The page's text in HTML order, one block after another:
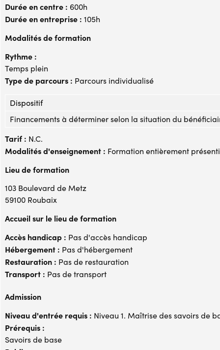
Durée en centre : 600h
Durée en entreprise : 105h
Modalités de formation
Rythme :
Temps plein
Type de parcours : Parcours individualisé
Dispositif
Financements à déterminer selon la situation du
Tarif : N.C.
Modalités d'enseignement : Formation entièrement
Lieu de formation
103 Boulevard de Metz
59100 Roubaix
Accueil sur le lieu de formation
Accès handicap : Pas d'accès handicap
Hébergement : Pas d'hébergement
Restauration : Pas de restauration
Transport : Pas de transport
Admission
Niveau d'entrée requis : Niveau 1. Maîtrise des savoirs de
Prérequis :
Savoirs de base